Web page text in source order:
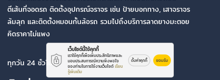
ตีเส้นที่จอดรถ ติดตั้งอุปกรณ์จราจร เช่น ป้ายบอกทาง, เสาจราจร
ล้มลุก และติดตั้งหมอนกั้นล้อรถ รวมไปถึงบริการลาดยางมะตอย
คิดราคาไม่แพง
ทุกวัน 24 ชั่วโมง
เว็บไซต์นี้ใช้คุกกี้
เราใช้คุกกี้เพื่อเพิ่มประสิทธิภาพและ
มอบประสบการณ์ความพึงพอใจ
ของท่านในการใช้งานเว็บไซต์ เรียน
รู้เพิ่มเติม
ตั้งค่าคุกกี้ ยอมรับ